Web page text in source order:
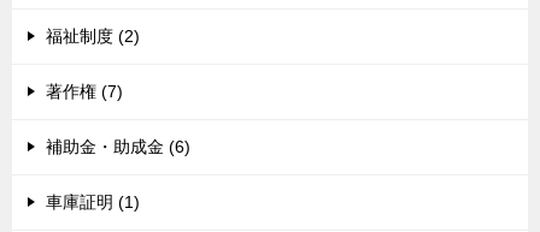
福祉制度 (2)
著作権 (7)
補助金・助成金 (6)
車庫証明 (1)